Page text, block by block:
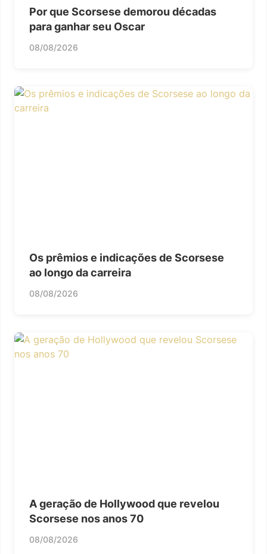
Por que Scorsese demorou décadas
para ganhar seu Oscar
08/08/2026
Os prêmios e indicações de Scorsese
ao longo da carreira
08/08/2026
A geração de Hollywood que revelou
Scorsese nos anos 70
08/08/2026